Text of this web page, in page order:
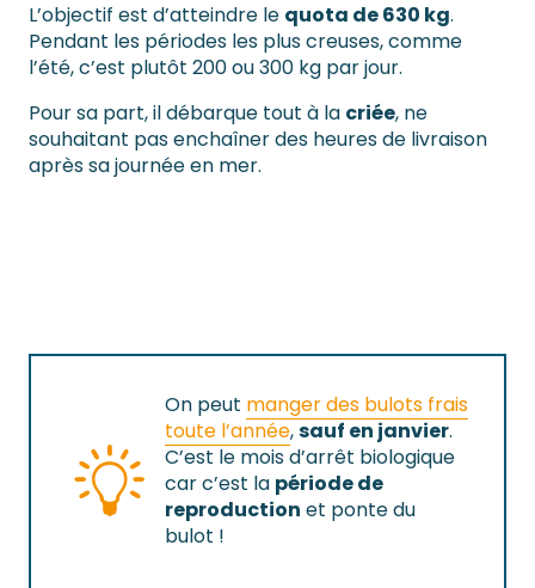
L’objectif est d’atteindre le quota de 630 kg.
Pendant les périodes les plus creuses, comme
l’été, c’est plutôt 200 ou 300 kg par jour.
Pour sa part, il débarque tout à la criée, ne
souhaitant pas enchaîner des heures de livraison
après sa journée en mer.
On peut manger des bulots frais
toute l’année,sauf en janvier.
C’est le mois d’arrêt biologique
car c’est la période de
reproduction et ponte du
bulot !